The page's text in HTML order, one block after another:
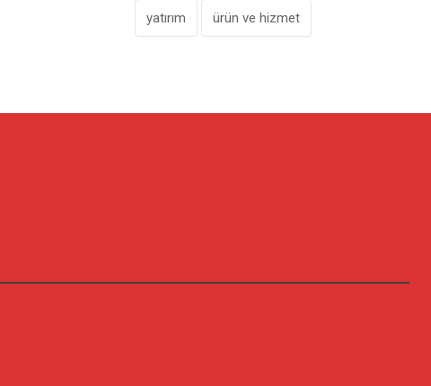
yatırım ürün ve hizmet